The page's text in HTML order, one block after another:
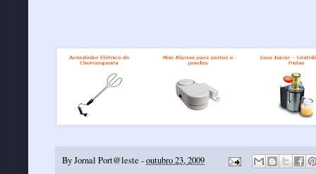
ByJornal Port@leste -outubro 23, 2009